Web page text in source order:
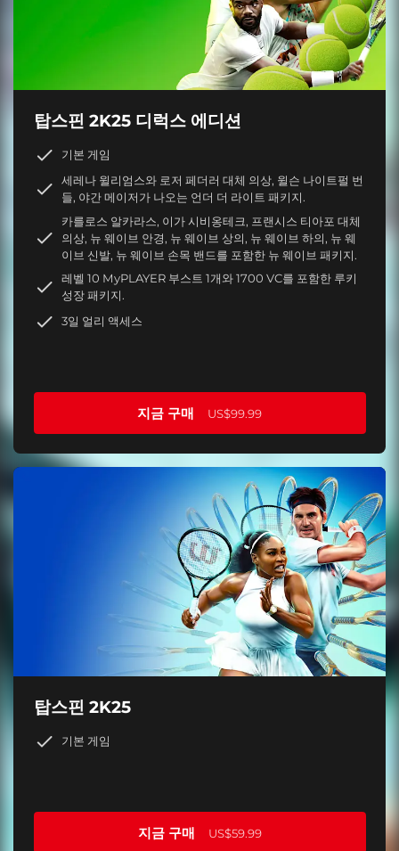
탑스핀 2K25 디럭스 에디션
기본 게임
세레나 윌리엄스와 로저 페더러 대체 의상, 윌슨 나이트펄 번
들, 야간 메이저가 나오는 언더 더 라이트 패키지.
카를로스 알카라스, 이가 시비옹테크, 프랜시스 티아포 대체
의상, 뉴 웨이브 안경, 뉴 웨이브 상의, 뉴 웨이브 하의, 뉴 웨
이브 신발, 뉴 웨이브 손목 밴드를 포함한 뉴 웨이브 패키지.
레벨 10 MyPLAYER 부스트 1개와 1700 VC를 포함한 루키
성장 패키지.
3일 얼리 액세스
지금 구매 US$99.99
탑스핀 2K25
기본 게임
지금 구매 US$59.99